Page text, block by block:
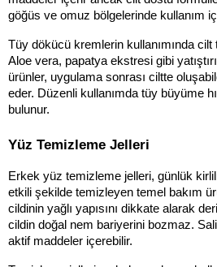
göğüs ve omuz bölgelerinde kullanım
Tüy dökücü kremlerin kullanımında cilt
Aloe vera, papatya ekstresi gibi
ürünler, uygulama sonrası ciltte
eder. Düzenli kullanımda tüy büyüme
bulunur.
Yüz Temizleme Jelleri
Erkek yüz temizleme jelleri, günlük
etkili şekilde temizleyen temel bakım
cildinin yağlı yapısını dikkate alarak
cildin doğal nem bariyerini bozmaz.
aktif maddeler içerebilir.